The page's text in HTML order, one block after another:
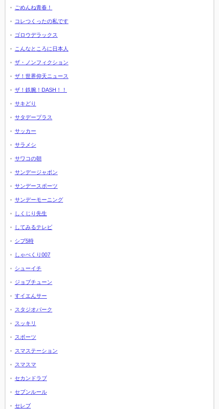
ごめんね青春！
コレつくったの私です
ゴロウデラックス
こんなところに日本人
ザ・ノンフィクション
ザ！世界仰天ニュース
ザ！鉄腕！DASH！！
サキどり
サタデープラス
サッカー
サラメシ
サワコの朝
サンデージャポン
サンデースポーツ
サンデーモーニング
しくじり先生
してみるテレビ
シブ5時
しゃべくり007
シューイチ
ジョブチューン
すイエんサー
スタジオパーク
スッキリ
スポーツ
スマステーション
スマスマ
セカンドラブ
セブンルール
セレブ